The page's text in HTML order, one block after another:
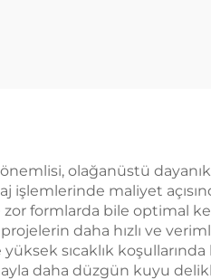
olağanüstü
işlemlerinde maliyet
zor formlarda bile optimal
daha hızlı ve
yüksek sıcaklık
daha düzgün kuyu